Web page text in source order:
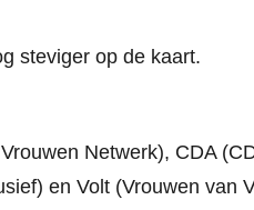
steviger op de kaart.
Netwerk), CDA
en Volt (Vrouwen van